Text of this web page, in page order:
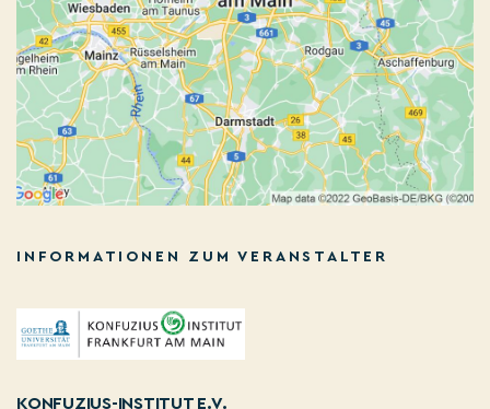
INFORMATIONEN ZUM VERANSTALTER
KONFUZIUS-INSTITUT E.V.